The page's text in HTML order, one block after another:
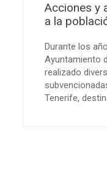
Acciones y
a la
Durante los
Ayuntamiento
realizado
Tenerife,